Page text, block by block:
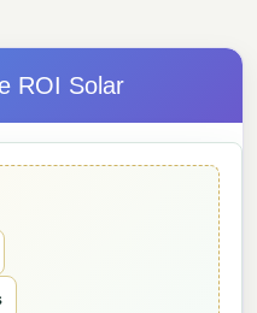
ROI Solar